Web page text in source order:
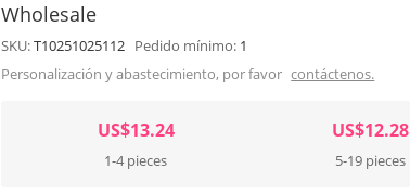
Wholesale
SKU:T10251025112 Pedido mínimo: 1
Personalización y abastecimiento, por favor contáctenos.
US$13.24
1-4 pieces
US$12.28
5-19 pieces